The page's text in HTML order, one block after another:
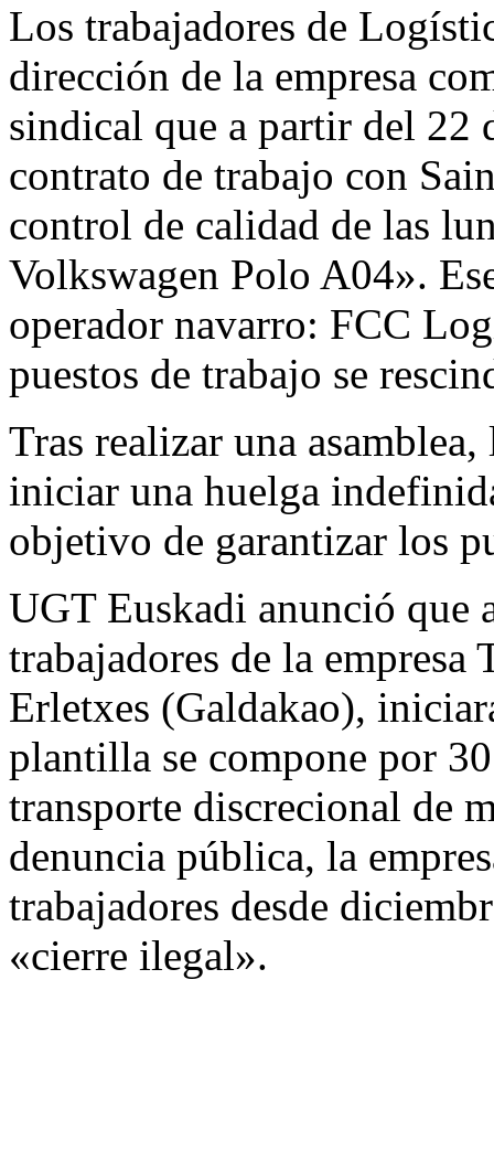
Los trabajadores de
dirección de la empresa
sindical que a partir del 22
contrato de trabajo con
control de calidad de las
Volkswagen Polo A04».
operador navarro: FCC
puestos de trabajo se
Tras realizar una
iniciar una huelga
objetivo de garantizar los
UGT Euskadi anunció que
trabajadores de la empresa
Erletxes (Galdakao),
plantilla se compone por
transporte discrecional de
denuncia pública, la
trabajadores desde
«cierre ilegal».